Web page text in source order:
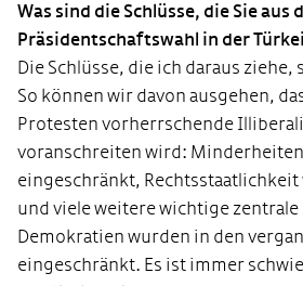
Was sind die Schlüsse, die Sie aus
Präsidentschaftswahl in der
Die Schlüsse, die ich daraus
So können wir davon ausgehen,
Protesten vorherrschende
voranschreiten wird:
eingeschränkt,
und viele weitere wichtige zentrale
Demokratien wurden in den
eingeschränkt. Es ist immer